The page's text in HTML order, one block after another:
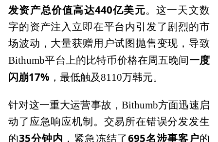
发资产总价值高达440亿美元。这一天文数
字的资产注入立即在平台内引发了剧烈的市
场波动，大量获赠用户试图抛售变现，导致
Bithumb平台上的比特币价格在周五晚间 一度
闪崩17% ，最低触及8110万韩元。
针对这一重大运营事故，Bithumb方面迅速启
动了应急响应机制。交易所在错误分发发生
的35分钟内 ，紧急冻结了695名涉事客户的